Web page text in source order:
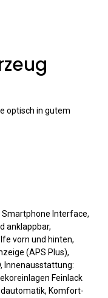
optisch in gutem
Interface,
anklappbar,
vorn und hinten,
(APS Plus),
Innenausstattung:
Feinlack
Komfort-